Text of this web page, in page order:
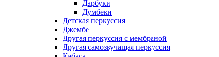
Дарбуки
Думбеки
Детская перкуссия
Джембе
Другая перкуссия с мембраной
Другая самозвучащая перкуссия